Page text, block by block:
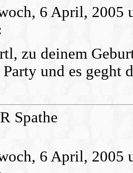
6 April, 2005
zu deinem
und es geght
Spathe
6 April, 2005